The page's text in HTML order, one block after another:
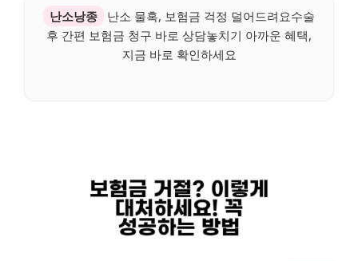
난소낭종
난소 물혹, 보험금 걱정 덜어드려요수술
후 간편 보험금 청구 바로 상담놓치기 아까운 혜택,
지금 바로 확인하세요